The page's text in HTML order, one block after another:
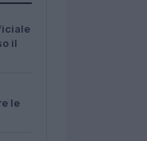
il
le